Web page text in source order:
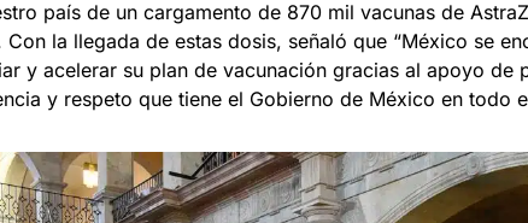
país de un cargamento de 870 mil vacunas de
Con la llegada de estas dosis, señaló que “México se
y acelerar su plan de vacunación gracias al apoyo de
y respeto que tiene el Gobierno de México en todo